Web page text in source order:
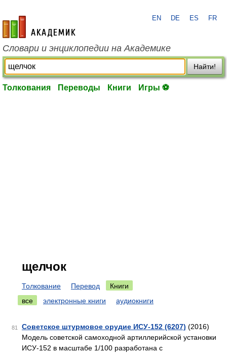
academic.ru
EN DE ES FR
Словари и энциклопедии на Академике
Найти!
Толкования Переводы Книги Игры ⚽
щелчок
Толкование Перевод
Книги
все
электронные книги аудиокниги
81 Советское штурмовое орудие ИСУ-152 (6207) (2016)
Модель советской самоходной артиллерийской установки
ИСУ-152 в масштабе 1/100 разработана с